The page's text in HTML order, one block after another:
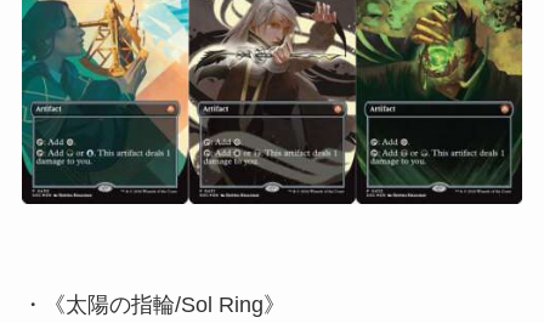
・《太陽の指輪/Sol Ring》